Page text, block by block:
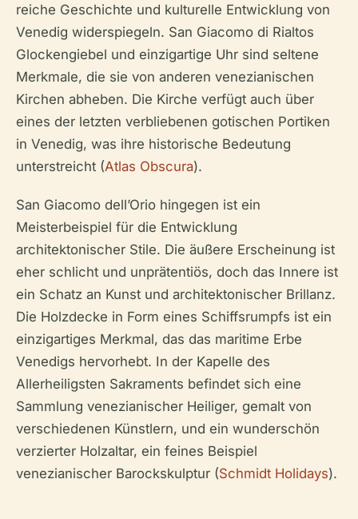
reiche Geschichte und kulturelle Entwicklung von
Venedig widerspiegeln. San Giacomo di Rialtos
Glockengiebel und einzigartige Uhr sind seltene
Merkmale, die sie von anderen venezianischen
Kirchen abheben. Die Kirche verfügt auch über
eines der letzten verbliebenen gotischen Portiken
in Venedig, was ihre historische Bedeutung
unterstreicht (Atlas Obscura).
San Giacomo dell’Orio hingegen ist ein
Meisterbeispiel für die Entwicklung
architektonischer Stile. Die äußere Erscheinung ist
eher schlicht und unprätentiös, doch das Innere ist
ein Schatz an Kunst und architektonischer Brillanz.
Die Holzdecke in Form eines Schiffsrumpfs ist ein
einzigartiges Merkmal, das das maritime Erbe
Venedigs hervorhebt. In der Kapelle des
Allerheiligsten Sakraments befindet sich eine
Sammlung venezianischer Heiliger, gemalt von
verschiedenen Künstlern, und ein wunderschön
verzierter Holzaltar, ein feines Beispiel
venezianischer Barockskulptur (Schmidt Holidays).